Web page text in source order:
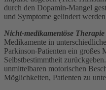
durch den Dopamin-Mangel
und Symptome gelindert
Nicht-medikamentöse Therapie
Medikamente in
Parkinson-Patienten ein großes
Selbstbestimmtheit
unmittelbaren motorischen
Möglichkeiten, Patienten zu